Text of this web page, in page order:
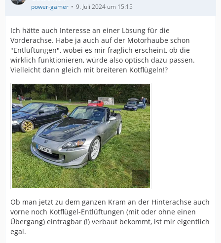
power-gamer 9. Juli 2024 um 15:15
Ich hätte auch Interesse an einer Lösung für die
Vorderachse. Habe ja auch auf der Motorhaube schon
"Entlüftungen", wobei es mir fraglich erscheint, ob die
wirklich funktionieren, würde also optisch dazu passen.
Vielleicht dann gleich mit breiteren Kotflügeln!?
Ob man jetzt zu dem ganzen Kram an der Hinterachse auch
vorne noch Kotflügel-Entlüftungen (mit oder ohne einen
Übergang) eintragbar (!) verbaut bekommt, ist mir eigentlich
egal.